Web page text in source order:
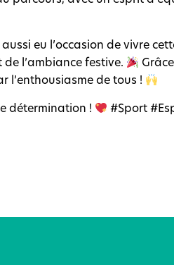
aussi eu l’occasion de vivre
l’ambiance festive.
l’enthousiasme de tous !
détermination !
#Sport